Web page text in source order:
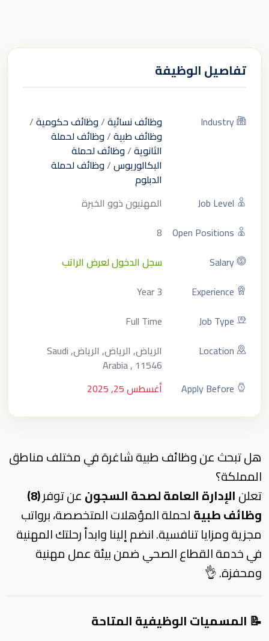
تفاصيل الوظيفة
Industry وظائف نسائية/وظائف حكومية/
وظائف طبية/وظائف لحملة
الثانوية/وظائف لحملة
البكالوريوس/وظائف لحملة
الدبلوم
Job Level
المهنيون ذوو الخبرة
Open Positions
8
Salary
سجل الدخول لعرض الراتب
Experience
3 Year
Job Type
Full Time
Location
الرياض, الرياض, الرياض, Saudi
Arabia , 11546
Apply Before
أغسطس 25, 2025
هل تبحث عن وظائف طبية شاغرة في مختلف مناطق
المملكة؟
تعلنالإدارة العامة لصحة السجونعن توفر (8)
وظائف طبيةلحملة المؤهلات المتخصصة، برواتب
مجزية ومزايا تنافسية. انضم إلينا وابدأ رحلتك المهنية
في خدمة القطاع الصحي ضمن بيئة عمل مهنية
ومحفزة. 👌
📝 المسميات الوظيفية المتاحة